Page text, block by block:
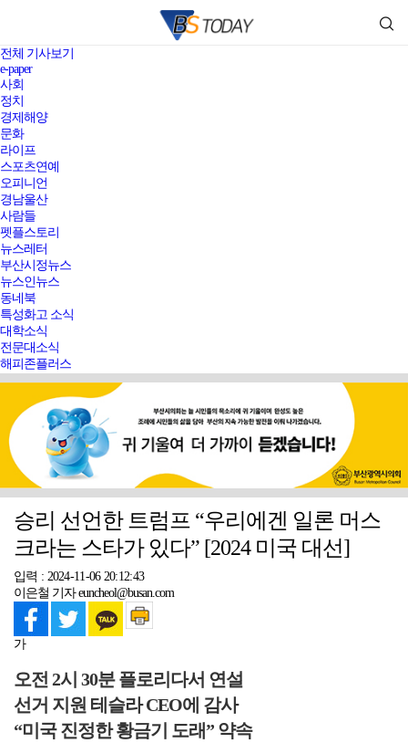
전체 기사보기
e-paper
사회
정치
경제해양
문화
라이프
스포츠연예
오피니언
경남울산
사람들
펫플스토리
뉴스레터
부산시정뉴스
뉴스인뉴스
동네북
특성화고 소식
대학소식
전문대소식
해피존플러스
승리 선언한 트럼프 “우리에겐 일론 머스
크라는 스타가 있다” [2024 미국 대선]
입력 : 2024-11-06 20:12:43
이은철 기자 euncheol@busan.com
가
오전 2시 30분 플로리다서 연설
선거 지원 테슬라 CEO에 감사
“미국 진정한 황금기 도래” 약속